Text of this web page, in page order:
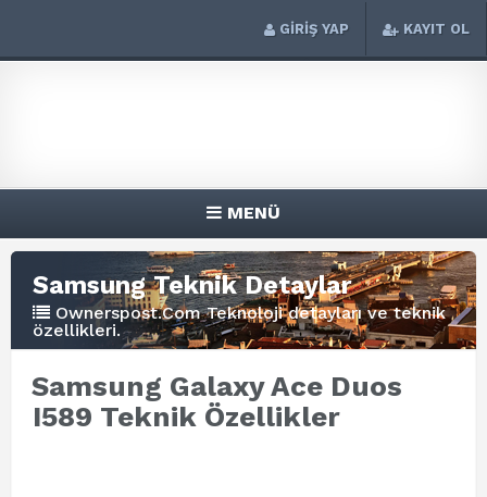
GİRİŞ YAP KAYIT OL
MENÜ
Samsung Teknik Detaylar
Ownerspost.Com Teknoloji detayları ve teknik
özellikleri.
Samsung Galaxy Ace Duos
I589 Teknik Özellikler